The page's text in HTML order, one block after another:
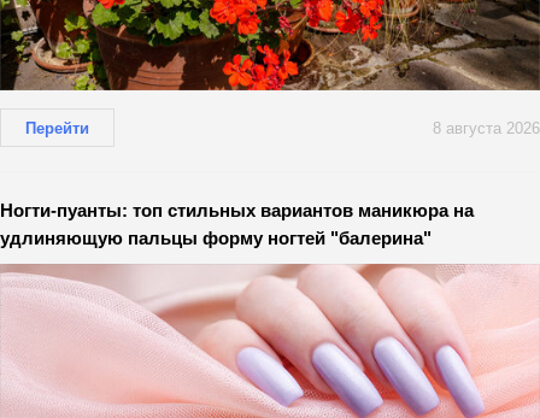
Перейти 8 августа 2026
Ногти-пуанты: топ стильных вариантов маникюра на
удлиняющую пальцы форму ногтей "балерина"